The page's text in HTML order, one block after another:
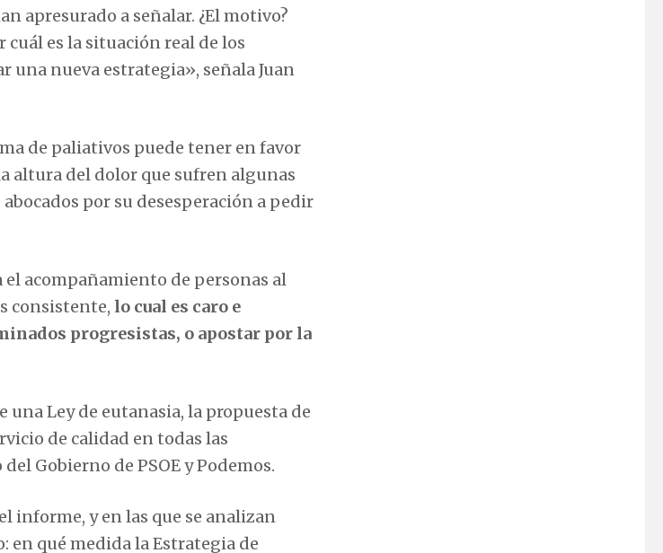
apresurado a señalar. ¿El motivo?
es la situación real de los
una nueva estrategia», señala Juan
de paliativos puede tener en favor
altura del dolor que sufren algunas
por su desesperación a pedir
acompañamiento de personas al
consistente, lo cual es caro e
progresistas, o apostar por la
una Ley de eutanasia, la propuesta de
de calidad en todas las
Gobierno de PSOE y Podemos.
informe, y en las que se analizan
en qué medida la Estrategia de